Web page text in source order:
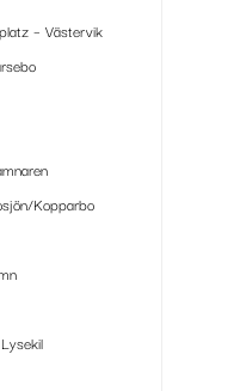
– Västervik
Kopparbo